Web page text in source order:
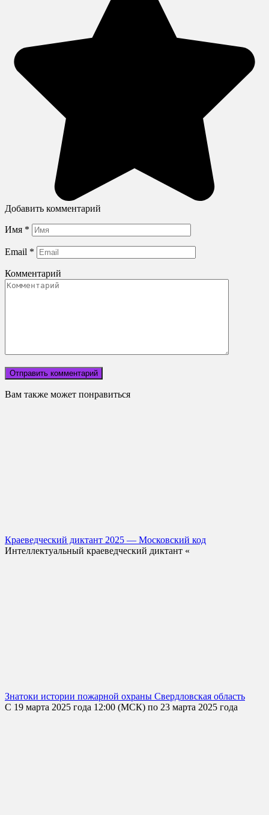
Добавить комментарий
Имя *
Email *
Комментарий
Вам также может понравиться
Краеведческий диктант 2025 — Московский код
Интеллектуальный краеведческий диктант «
Знатоки истории пожарной охраны Свердловская область
С 19 марта 2025 года 12:00 (МСК) по 23 марта 2025 года